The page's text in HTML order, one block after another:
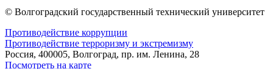
© Волгоградский государственный технический университет
Противодействие коррупции
Противодействие терроризму и экстремизму
Россия, 400005, Волгоград, пр. им. Ленина, 28
Посмотреть на карте